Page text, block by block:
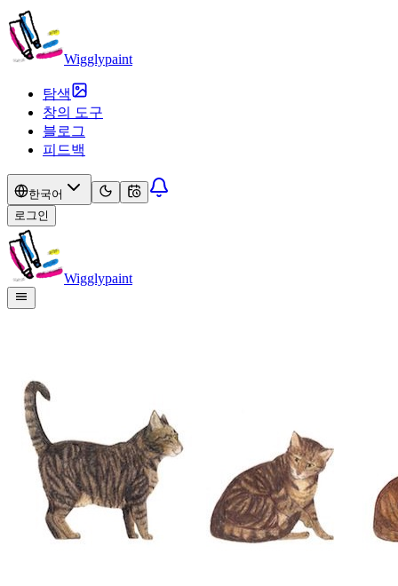
Wigglypaint
탐색
창의 도구
블로그
피드백
한국어
로그인
Wigglypaint